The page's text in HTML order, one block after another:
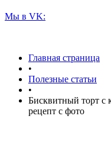
Мы в VK:
Главная страница
•
Полезные статьи
•
Бисквитный торт с
рецепт с фото